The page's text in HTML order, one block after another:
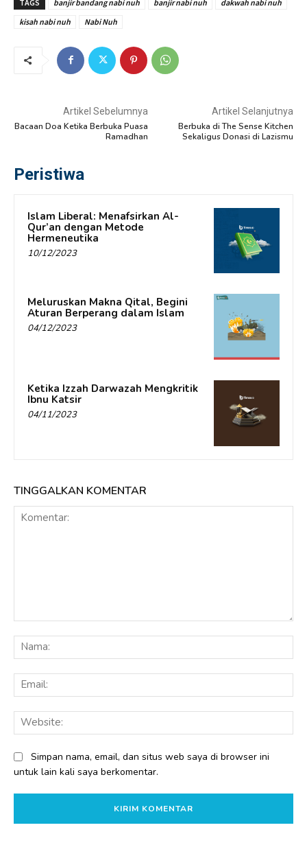
TAGS banjir bandang nabi nuh banjir nabi nuh
dakwah nabi nuh
kisah nabi nuh
Nabi Nuh
Artikel Sebelumnya
Bacaan Doa Ketika Berbuka Puasa
Ramadhan
Artikel Selanjutnya
Berbuka di The Sense Kitchen
Sekaligus Donasi di Lazismu
Peristiwa
Islam Liberal: Menafsirkan Al-
Qur’an dengan Metode
Hermeneutika
10/12/2023
Meluruskan Makna Qital, Begini
Aturan Berperang dalam Islam
04/12/2023
Ketika Izzah Darwazah Mengkritik
Ibnu Katsir
04/11/2023
TINGGALKAN KOMENTAR
Simpan nama, email, dan situs web saya di browser ini
untuk lain kali saya berkomentar.